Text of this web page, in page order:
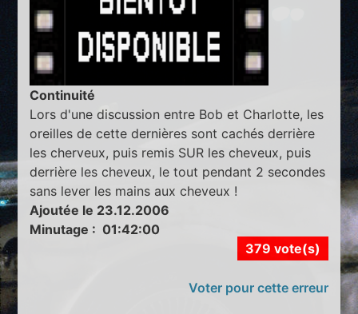
Continuité
Lors d'une discussion entre Bob et Charlotte, les
oreilles de cette dernières sont cachés derrière
les cherveux, puis remis SUR les cheveux, puis
derrière les cheveux, le tout pendant 2 secondes
sans lever les mains aux cheveux !
Ajoutée le 23.12.2006
Minutage : 01:42:00
379 vote(s)
Voter pour cette erreur